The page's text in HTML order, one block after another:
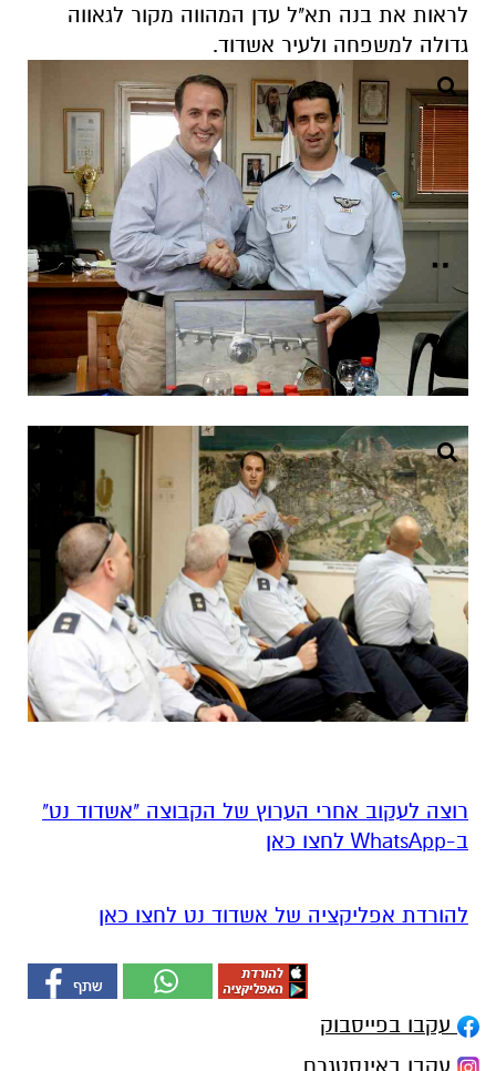
לראות את בנה תא"ל עדן המהווה מקור לגאווה
גדולה למשפחה ולעיר אשדוד.
רוצה לעקוב אחרי הערוץ של הקבוצה "אשדוד נט"
ב-WhatsApp לחצו כאן
להורדת אפליקציה של אשדוד נט לחצו כאן
עקבו בפייסבוק